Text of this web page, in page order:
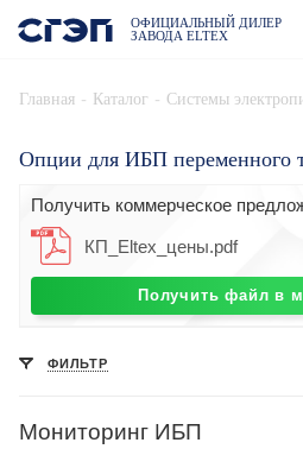
ОФИЦИАЛЬНЫЙ ДИЛЕР
ЗАВОДА ELTEX
Главная - Каталог - Системы
Опции для ИБП переменного
Получить коммерческое
КП_Eltex_цены.pdf
Получить файл в
ФИЛЬТР
Мониторинг ИБП